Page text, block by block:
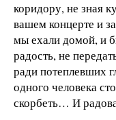
коридору, не зная
вашем концерте и
мы ехали домой, и
радость, не
ради потеплевших
одного человека
скорбеть… И